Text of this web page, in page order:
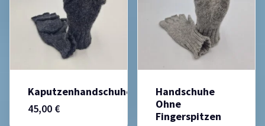
Kaputzenhandschuhe
45,00 €
Handschuhe
Ohne
Fingerspitzen